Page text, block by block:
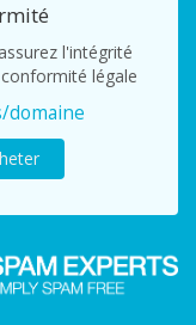
l'intégrité
légale
domaine